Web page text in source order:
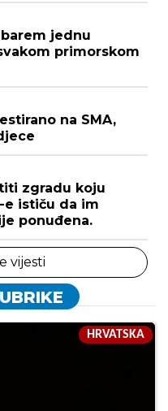
jednu
primorskom
na SMA,
zgradu koju
e ističu da im
ponuđena.
vijesti
HRVATSKA